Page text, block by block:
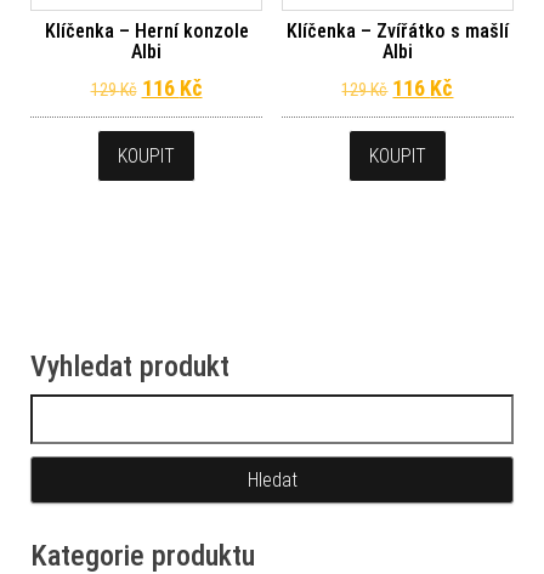
Klíčenka – Herní konzole
Albi
129Kč Původní cena byla: 129 Kč.
116 KčAktuální cena je: 116 Kč.
KOUPIT
Klíčenka – Zvířátko s mašlí
Albi
129Kč Původní cena
116 Kč
KOUPIT
Vyhledat produkt
Kategorie produktu